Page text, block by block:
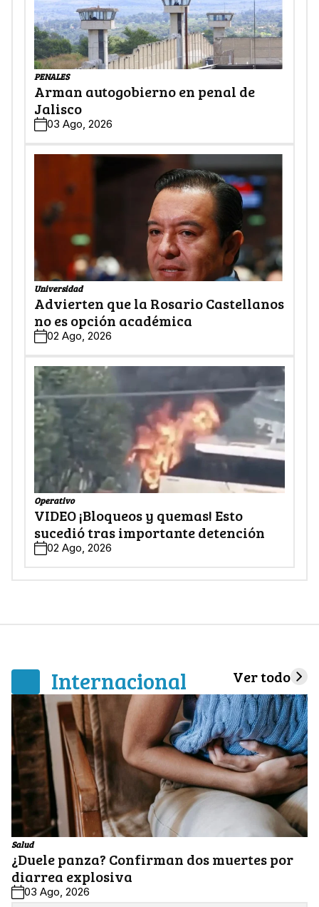
PENALES
Arman autogobierno en penal de
Jalisco
03 Ago, 2026
Universidad
Advierten que la Rosario Castellanos
no es opción académica
02 Ago, 2026
Operativo
VIDEO ¡Bloqueos y quemas! Esto
sucedió tras importante detención
02 Ago, 2026
Internacional Ver todo
Salud
¿Duele panza? Confirman dos muertes por
diarrea explosiva
03 Ago, 2026